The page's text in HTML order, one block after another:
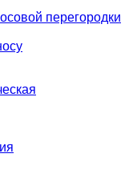
перегородки